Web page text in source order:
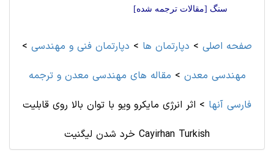
سنگ [مقالات ترجمه شده]
صفحه اصلی > دپارتمان ها > دپارتمان فنی و مهندسی >
مهندسی معدن > مقاله های مهندسی معدن و ترجمه
فارسی آنها > اثر انرژی مایکرو ویو با توان بالا روی قابلیت
خرد شدن لیگنیت Cayirhan Turkish